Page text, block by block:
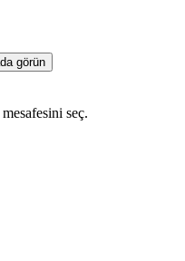
görün
seç.